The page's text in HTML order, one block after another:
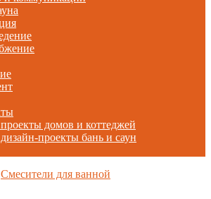
домов и коттеджей
проекты бань и саун
Смесители для ванной